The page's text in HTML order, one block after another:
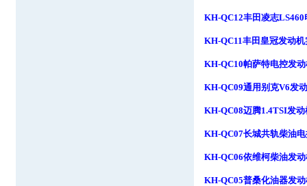
KH-QC12丰田凌志LS460
KH-QC11丰田皇冠发动机
KH-QC10帕萨特电控发
KH-QC09通用别克V6发
KH-QC08迈腾1.4TSI发动
KH-QC07长城共轨柴油
KH-QC06依维柯柴油发
KH-QC05普桑化油器发